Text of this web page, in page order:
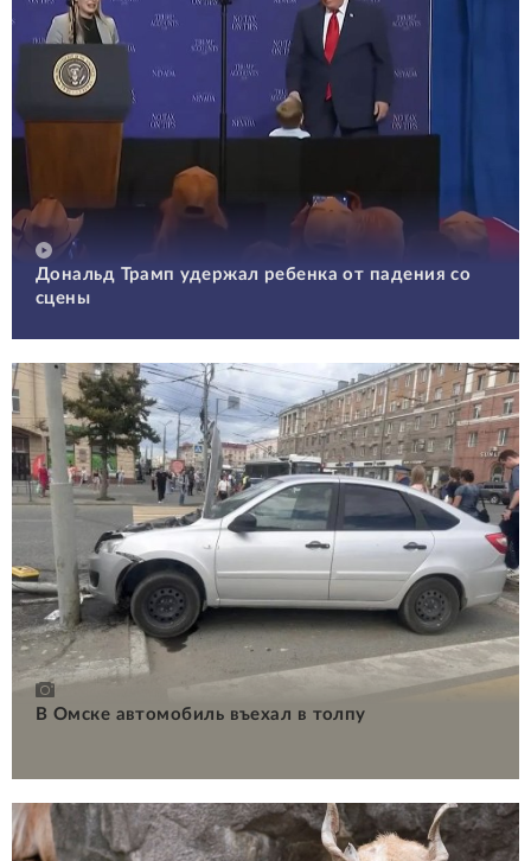
Дональд Трамп удержал ребенка от падения со
сцены
В Омске автомобиль въехал в толпу